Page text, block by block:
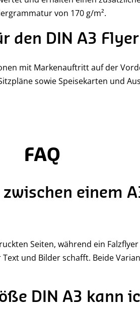
von 170 g/m².
den DIN A3 Flyer
mit Markenauftritt auf der
sowie Speisekarten und
FAQ
einem
Seiten, während ein
und Bilder schafft. Beide
DIN A3 kann